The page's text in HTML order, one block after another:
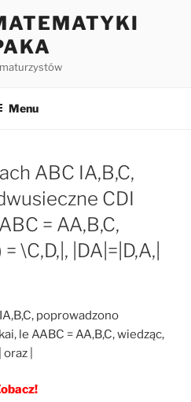
Menu
ABC IA,B,C,
CDI
= AA,B,C,
\C,D,|, |DA|=|D,A,|
poprowadzono
le AABC = AA,B,C, wiedząc,
|